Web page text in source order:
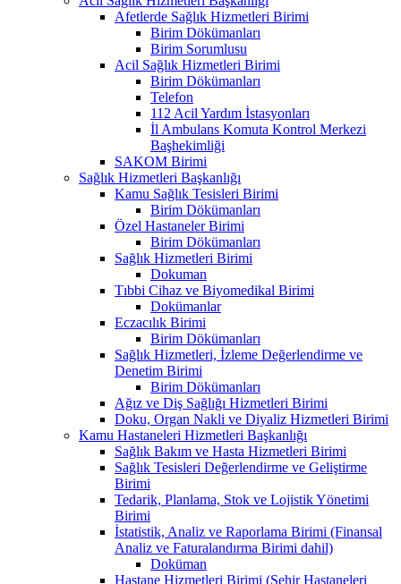
Afetlerde Sağlık Hizmetleri Birimi
Birim Dökümanları
Birim Sorumlusu
Acil Sağlık Hizmetleri Birimi
Birim Dökümanları
Telefon
112 Acil Yardım İstasyonları
İl Ambulans Komuta Kontrol Merkezi
Başhekimliği
SAKOM Birimi
Sağlık Hizmetleri Başkanlığı
Kamu Sağlık Tesisleri Birimi
Birim Dökümanları
Özel Hastaneler Birimi
Birim Dökümanları
Sağlık Hizmetleri Birimi
Dokuman
Tıbbi Cihaz ve Biyomedikal Birimi
Dokümanlar
Eczacılık Birimi
Birim Dökümanları
Sağlık Hizmetleri, İzleme Değerlendirme ve
Denetim Birimi
Birim Dökümanları
Ağız ve Diş Sağlığı Hizmetleri Birimi
Doku, Organ Nakli ve Diyaliz Hizmetleri Birimi
Kamu Hastaneleri Hizmetleri Başkanlığı
Sağlık Bakım ve Hasta Hizmetleri Birimi
Sağlık Tesisleri Değerlendirme ve Geliştirme
Birimi
Tedarik, Planlama, Stok ve Lojistik Yönetimi
Birimi
İstatistik, Analiz ve Raporlama Birimi (Finansal
Analiz ve Faturalandırma Birimi dahil)
Doküman
Hastane Hizmetleri Birimi (Şehir Hastaneleri